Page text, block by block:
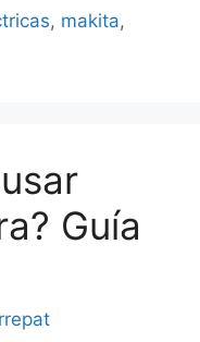
, makita,
Guía